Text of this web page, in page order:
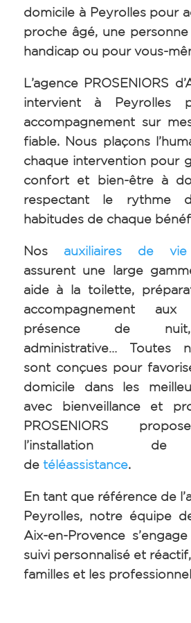
domicile à Peyrolles pour
proche âgé, une
handicap ou pour vous-
L’agence PROSENIORS
intervient à Peyrolles
accompagnement sur
fiable. Nous plaçons
chaque intervention pour
confort et bien-être à
respectant le rythme
habitudes de chaque
Nos auxiliaires de vie
assurent une large
aide à la toilette,
accompagnement aux
présence de nuit,
administrative… Toutes
sont conçues pour
domicile dans les
avec bienveillance et
PROSENIORS
l’installation de
de téléassistance.
En tant que référence de
Peyrolles, notre équipe
Aix-en-Provence
suivi personnalisé et
familles et les